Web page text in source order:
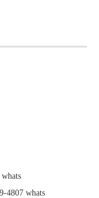
4807 whats